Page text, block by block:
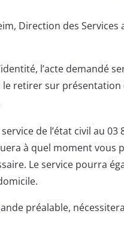
Direction des Services
l’acte demandé
retirer sur présentation
de l’état civil au 03
à quel moment vous
Le service pourra
préalable,